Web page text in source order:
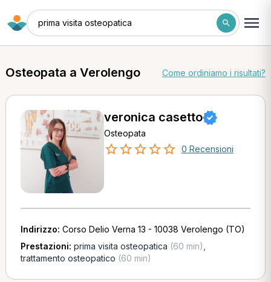
prima visita osteopatica
Osteopata a Verolengo Come ordiniamo i risultati?
veronica casetto
Osteopata
0 Recensioni
Indirizzo: Corso Delio Verna 13 - 10038 Verolengo (TO)
Prestazioni: prima visita osteopatica (60 min)
trattamento osteopatico (60 min)